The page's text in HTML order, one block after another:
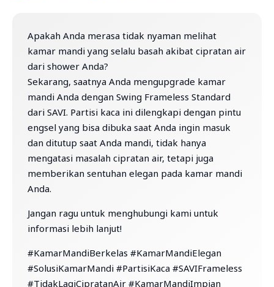
Apakah Anda merasa tidak nyaman melihat
kamar mandi yang selalu basah akibat cipratan air
dari shower Anda?
Sekarang, saatnya Anda mengupgrade kamar
mandi Anda dengan Swing Frameless Standard
dari SAVI. Partisi kaca ini dilengkapi dengan pintu
engsel yang bisa dibuka saat Anda ingin masuk
dan ditutup saat Anda mandi, tidak hanya
mengatasi masalah cipratan air, tetapi juga
memberikan sentuhan elegan pada kamar mandi
Anda.
Jangan ragu untuk menghubungi kami untuk
informasi lebih lanjut!
#KamarMandiBerkelas #KamarMandiElegan
#SolusiKamarMandi #PartisiKaca #SAVIFrameless
#TidakLagiCipratanAir #KamarMandiImpian